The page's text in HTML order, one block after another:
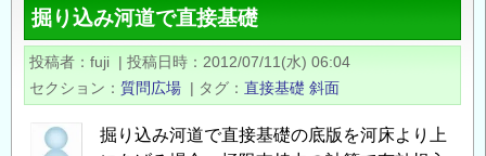
く
ず
掘り込み河道で直接基礎
投稿者 fuji | 投稿日時
2012/07/11(水) 06:04
セクション
質問広場 | タグ 直接基礎 斜面
掘り込み河道で直接基礎の底版を河床より上